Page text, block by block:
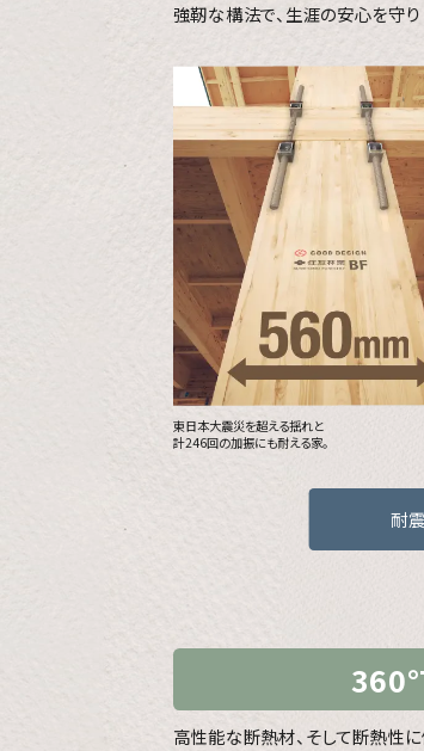
強靭な構法で、生涯の安心を守り
東日本大震災を超える揺れと
計246回の加振にも耐える家。
耐
高性能な断熱材、そして断熱性